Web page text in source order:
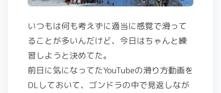
いつもは何も考えずに適当に感覚で滑って
ることが多いんだけど、今日はちゃんと練
習しようと決めてた。
前日に気になってたYouTubeの滑り方動画を
DLしておいて、ゴンドラの中で見返しなが